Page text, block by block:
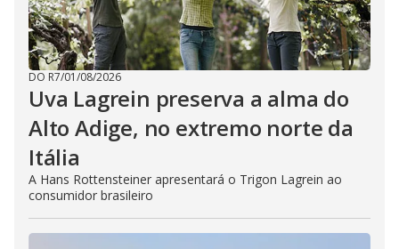
DO R7/01/08/2026
Uva Lagrein preserva a alma do
Alto Adige, no extremo norte da
Itália
A Hans Rottensteiner apresentará o Trigon Lagrein ao
consumidor brasileiro